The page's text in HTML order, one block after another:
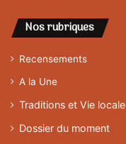
Nos rubriques
Recensements
A la Une
Traditions et Vie locale
Dossier du moment